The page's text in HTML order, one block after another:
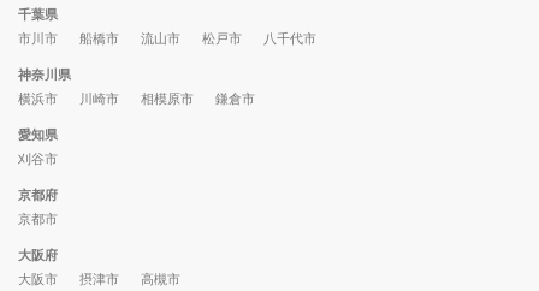
千葉県
市川市
船橋市 流山市 松戸市 八千代市
神奈川県
横浜市
川崎市 相模原市 鎌倉市
愛知県
刈谷市
京都府
京都市
大阪府
大阪市
摂津市 高槻市